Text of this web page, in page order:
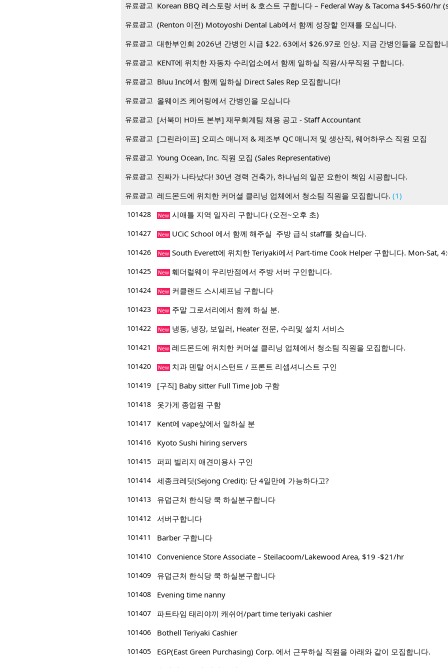
유료광고
유료광고 (Renton 이전) Motoyoshi Dental Lab에서 함께 성장할 인재를 모십니다.
유료광고 대한부인회 2026년 간병인 시급 $22. 63에서 $26.97로 인상. 지금 간병인들을 모집합
유료광고 KENT에 위치한 자동차 수리업소에서 함께 일하실 직원/사무직원 구합니다.
유료광고 Bluu Inc에서 함께 일하실 Direct Sales Rep 모집합니다!
유료광고 올웨이즈 케어링에서 간병인을 모십니다
유료광고 [서북미 H마트 본부] 재무회계팀 채용 공고 - Staff Accountant
유료광고 [그린라이프] 오피스 매니저 & 제조부 QC 매니저 및 생산직, 웨어하우스 직원 모집
유료광고 Young Ocean, Inc. 직원 모집 (Sales Representative)
유료광고 진짜가 나타났다! 30년 경력 건축가, 하나님의 일꾼 요한이 책임 시공합니다.
유료광고 레드몬드에 위치한 커머셜 클리닝 업체에서 청소팀 직원을 모집합니다. (1)
101428 New 시애틀 지역 일자리 구합니다 (오전~오후 초)
101427 New UCiC School 에서 함께 해주실 주방 급식 staff를 찾습니다.
101426 New South Everett에 위치한 Teriyaki에서 Part-time Cook Helper 구합니다. Mon-Sat,
101425 New 훼더럴웨이 우리반점에서 주방 서버 구인합니다.
101424 New 커클랜드 스시셰프님 구합니다
101423 New 주말 그로서리에서 함께 하실 분.
101422 New 냉동, 냉장, 보일러, Heater 전문, 수리및 설치 서비스
101421 New 레드몬드에 위치한 커머셜 클리닝 업체에서 청소팀 직원을 모집합니다.
101420 New 치과 덴탈 어시스턴트 / 프론트 리셉셔니스트 구인
101419 [구직] Baby sitter Full Time Job 구함
101418 옷가게 종업원 구함
101417 Kent에 vape샆에서 일하실 분
101416 Kyoto Sushi hiring servers
101415 퍼피 빌리지 애견미용사 구인
101414 세종크레딧(Sejong Credit): 단 4일만에 가능하다고?
101413 유덥근처 한식당 쿡 하실분구합니다
101412 서버구합니다
101411 Barber 구합니다
101410 Convenience Store Associate – Steilacoom/Lakewood Area, $19 -$21/hr
101409 유덥근처 한식당 쿡 하실분구합니다
101408 Evening time nanny
101407 파트타임 태리야끼 캐쉬어/part time teriyaki cashier
101406 Bothell Teriyaki Cashier
101405 EGP(East Green Purchasing) Corp. 에서 근무하실 직원을 아래와 같이 모집합니다.